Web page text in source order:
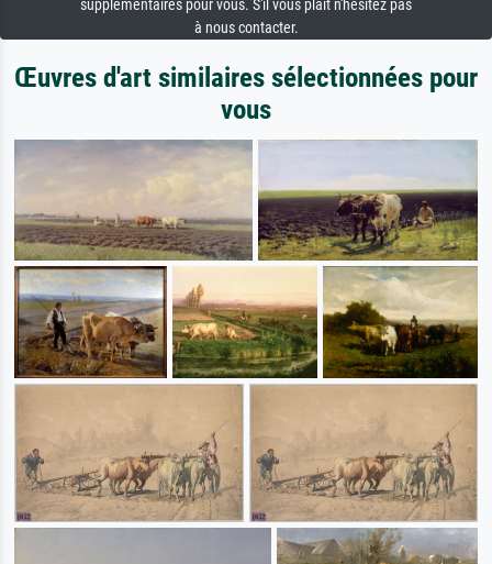
supplémentaires pour vous. S'il vous plaît n'hésitez pas
à nous contacter.
Œuvres d'art similaires sélectionnées pour
vous